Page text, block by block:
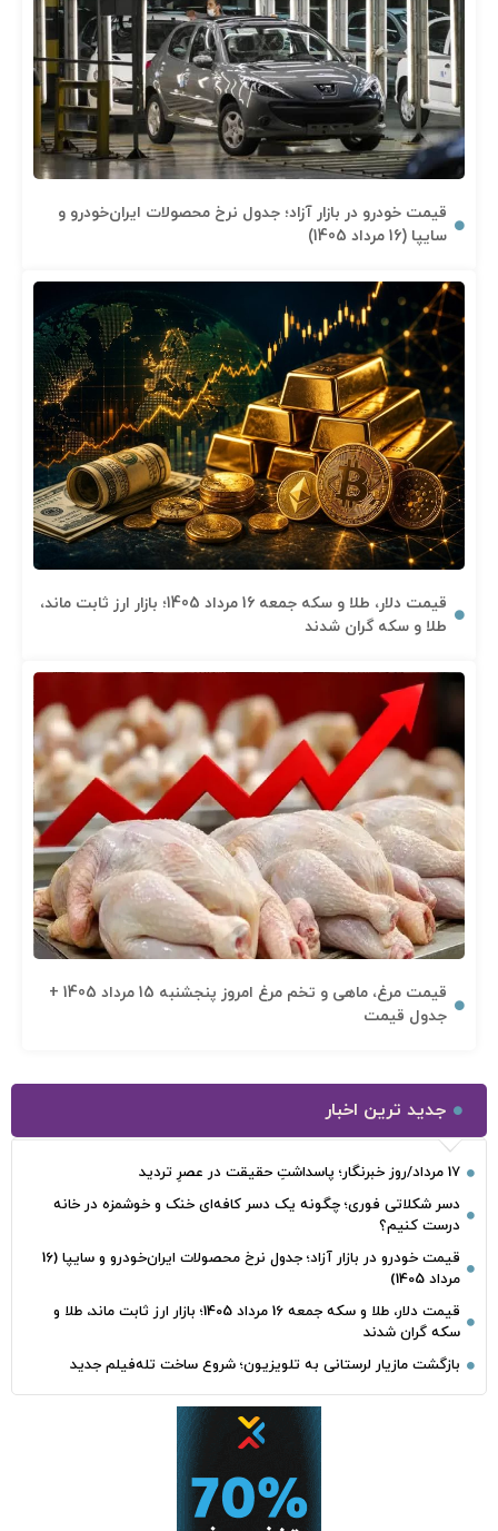
قیمت خودرو در بازار آزاد؛ جدول نرخ محصولات ایران‌خودرو و
سایپا (16 مرداد 1405)
قیمت دلار، طلا و سکه جمعه 16 مرداد 1405؛ بازار ارز ثابت ماند،
طلا و سکه گران شدند
قیمت مرغ، ماهی و تخم مرغ امروز پنجشنبه 15 مرداد 1405 +
جدول قیمت
جدید ترین اخبار
17 مرداد/روز خبرنگار؛ پاسداشتِ حقیقت در عصرِ تردید
دسر شکلاتی فوری؛ چگونه یک دسر کافه‌ای خنک و خوشمزه در خانه
درست کنیم؟
قیمت خودرو در بازار آزاد؛ جدول نرخ محصولات ایران‌خودرو و سایپا (16
مرداد 1405)
قیمت دلار، طلا و سکه جمعه 16 مرداد 1405؛ بازار ارز ثابت ماند، طلا و
سکه گران شدند
بازگشت مازیار لرستانی به تلویزیون؛ شروع ساخت تله‌فیلم جدید